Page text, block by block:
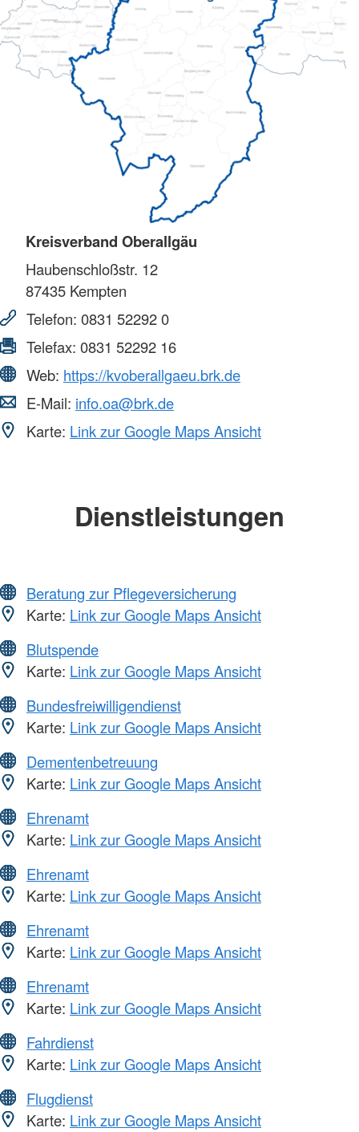
Kreisverband Oberallgäu
Haubenschloßstr. 12
87435 Kempten
Telefon: 0831 52292 0
Telefax: 0831 52292 16
Web: https://kvoberallgaeu.brk.de
E-Mail: info.oa@brk.de
Karte: Link zur Google Maps Ansicht
Dienstleistungen
Beratung zur Pflegeversicherung
Karte: Link zur Google Maps Ansicht
Blutspende
Karte: Link zur Google Maps Ansicht
Bundesfreiwilligendienst
Karte: Link zur Google Maps Ansicht
Dementenbetreuung
Karte: Link zur Google Maps Ansicht
Ehrenamt
Karte: Link zur Google Maps Ansicht
Ehrenamt
Karte: Link zur Google Maps Ansicht
Ehrenamt
Karte: Link zur Google Maps Ansicht
Ehrenamt
Karte: Link zur Google Maps Ansicht
Fahrdienst
Karte: Link zur Google Maps Ansicht
Flugdienst
Karte: Link zur Google Maps Ansicht